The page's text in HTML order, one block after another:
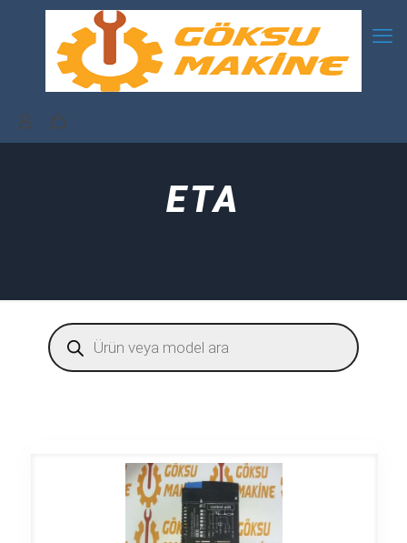
ETA
Products
search